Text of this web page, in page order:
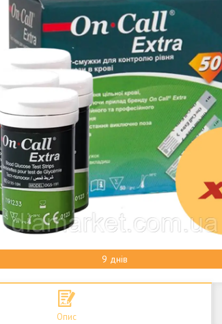
9 днів
Опис